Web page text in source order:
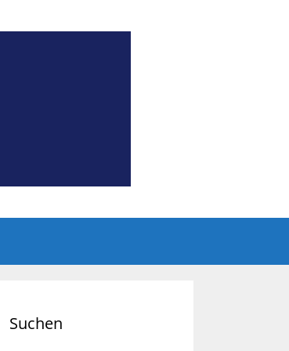
Suchen